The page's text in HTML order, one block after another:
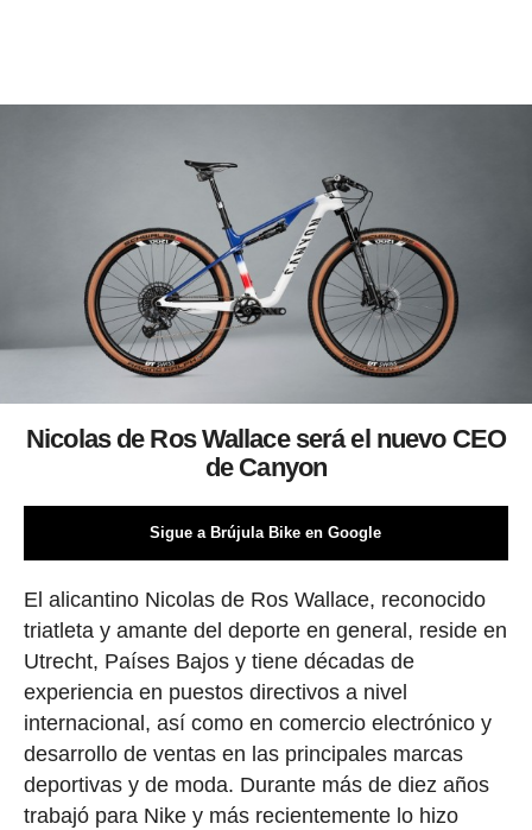
Nicolas de Ros Wallace será el nuevo CEO
de Canyon
Sigue a Brújula Bike en Google
El alicantino Nicolas de Ros Wallace, reconocido
triatleta y amante del deporte en general, reside en
Utrecht, Países Bajos y tiene décadas de
experiencia en puestos directivos a nivel
internacional, así como en comercio electrónico y
desarrollo de ventas en las principales marcas
deportivas y de moda. Durante más de diez años
trabajó para Nike y más recientemente lo hizo